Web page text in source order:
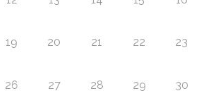
19 20 21 22 23
26 27 28 29 30